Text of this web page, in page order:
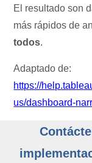
El resultado son
más rápidos de
todos.
Adaptado de:
https://
us/dashboard-